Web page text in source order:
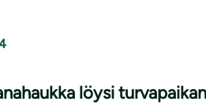
löysi